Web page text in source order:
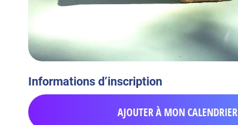
Informations d’inscription
AJOUTER À MON CALENDRIER